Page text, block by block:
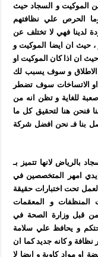
الموكيت و السجاد حيث
الحرص علي نظافتهم
لدينا فهي لا تختلف عن
، حيث ان ايضا الموكيت و
ان اذا كان الموكيت او
الاطلاق و سوف يسبب لك
او الاتساخات سوف تضطر
للغاية و تظن انه من
فنحن هنا لتحقيق كل ما
بنا فـ نحن افضل شركة
بالرياض لانها تتميز بـ
ايدي امهر المتخصصين في
تحت اختبارات حقيقة
المنظفات و المعقمات
من قبل وزارة الصحة في
و يحافظ علي سلامة
نظافة و كانه جديد كما ان
او مواد كاوية و ايضا لا